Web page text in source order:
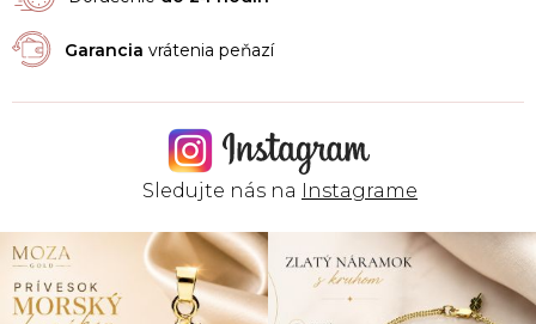
Garancia vrátenia peňazí
Sledujte nás na Instagrame